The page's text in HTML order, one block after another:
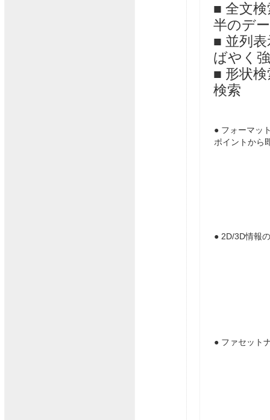
■ 全文
半のデ
■ 並列
ばやく
■ 形状
検索
● フォーマッ
ポイントから
● 2D/3D情報
● ファセット